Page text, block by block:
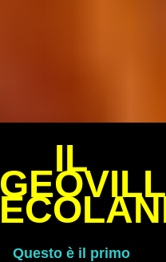
IL
Questo è il primo